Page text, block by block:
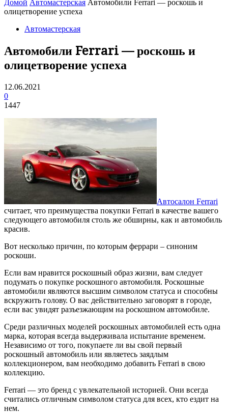
Домой Автомастерская Автомобили Ferrari — роскошь и
олицетворение успеха
Автомастерская
Автомобили Ferrari — роскошь и
олицетворение успеха
12.06.2021
0
1447
Автосалон Ferrari
считает, что преимущества покупки Ferrari в качестве вашего
следующего автомобиля столь же обширны, как и автомобиль
красив.
Вот несколько причин, по которым феррари – синоним
роскоши.
Если вам нравится роскошный образ жизни, вам следует
подумать о покупке роскошного автомобиля. Роскошные
автомобили являются высшим символом статуса и способны
вскружить голову. О вас действительно заговорят в городе,
если вас увидят разъезжающим на роскошном автомобиле.
Среди различных моделей роскошных автомобилей есть одна
марка, которая всегда выдерживала испытание временем.
Независимо от того, покупаете ли вы свой первый
роскошный автомобиль или являетесь заядлым
коллекционером, вам необходимо добавить Ferrari в свою
коллекцию.
Ferrari — это бренд с увлекательной историей. Они всегда
считались отличным символом статуса для всех, кто ездит на
нем.